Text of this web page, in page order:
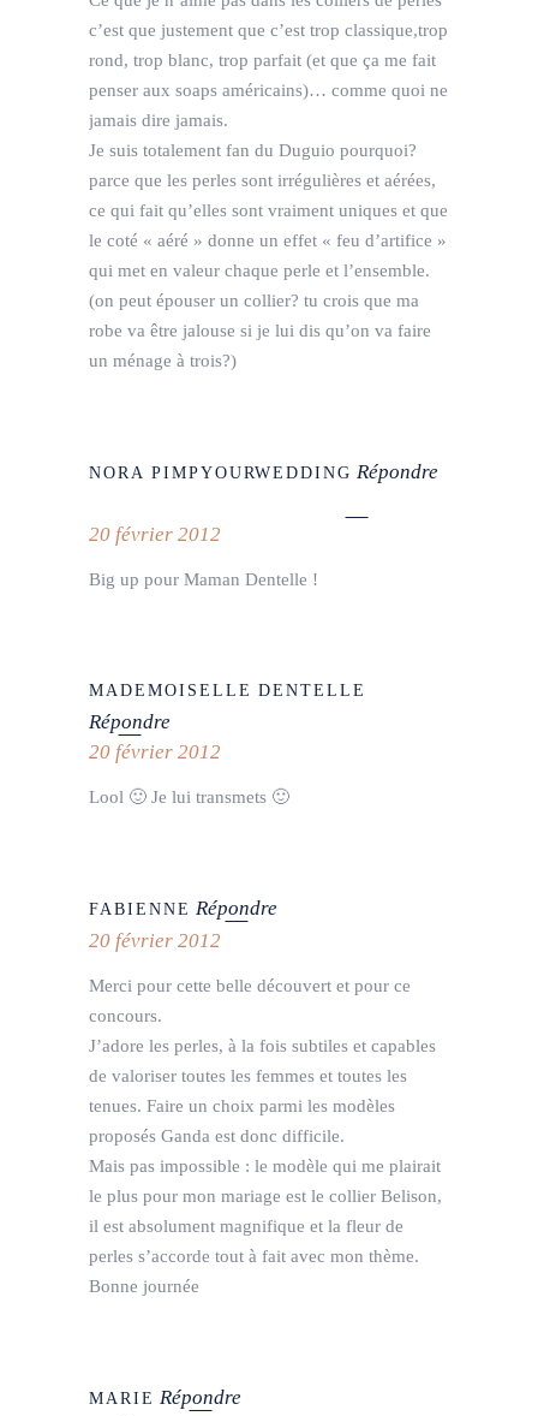
c’est que justement que c’est trop classique,trop
rond, trop blanc, trop parfait (et que ça me fait
penser aux soaps américains)… comme quoi ne
jamais dire jamais.
Je suis totalement fan du Duguio pourquoi?
parce que les perles sont irrégulières et aérées,
ce qui fait qu’elles sont vraiment uniques et que
le coté « aéré » donne un effet « feu d’artifice »
qui met en valeur chaque perle et l’ensemble.
(on peut épouser un collier? tu crois que ma
robe va être jalouse si je lui dis qu’on va faire
un ménage à trois?)
NORA PIMPYOURWEDDING Répondre
20 février 2012
Big up pour Maman Dentelle !
MADEMOISELLE DENTELLE
Répondre
20 février 2012
Lool 🙂 Je lui transmets 🙂
FABIENNE Répondre
20 février 2012
Merci pour cette belle découvert et pour ce
concours.
J’adore les perles, à la fois subtiles et capables
de valoriser toutes les femmes et toutes les
tenues. Faire un choix parmi les modèles
proposés Ganda est donc difficile.
Mais pas impossible : le modèle qui me plairait
le plus pour mon mariage est le collier Belison,
il est absolument magnifique et la fleur de
perles s’accorde tout à fait avec mon thème.
Bonne journée
MARIE Répondre